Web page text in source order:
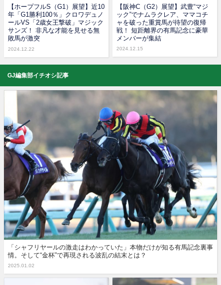
【ホープフルS（G1）展望】近10
年「G1勝利100％」クロワデュノ
ールVS「2歳女王撃破」マジック
サンズ！ 非凡な才能を見せる無
敗馬が激突
2024.12.22
【阪神C（G2）展望】武豊“マジ
ック”でナムラクレア、ママコチ
ャを破った重賞馬が待望の復帰
戦！ 短距離界の有馬記念に豪華
メンバーが集結
2024.12.15
GJ編集部イチオシ記事
「シャフリヤールの激走はわかっていた」本物だけが知る有馬記念裏事
情。そして“金杯”で再現される波乱の結末とは？
2025.01.02